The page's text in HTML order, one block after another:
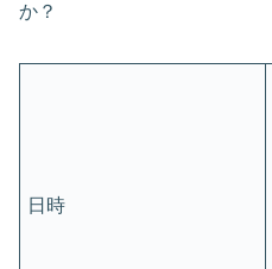
か？
日時